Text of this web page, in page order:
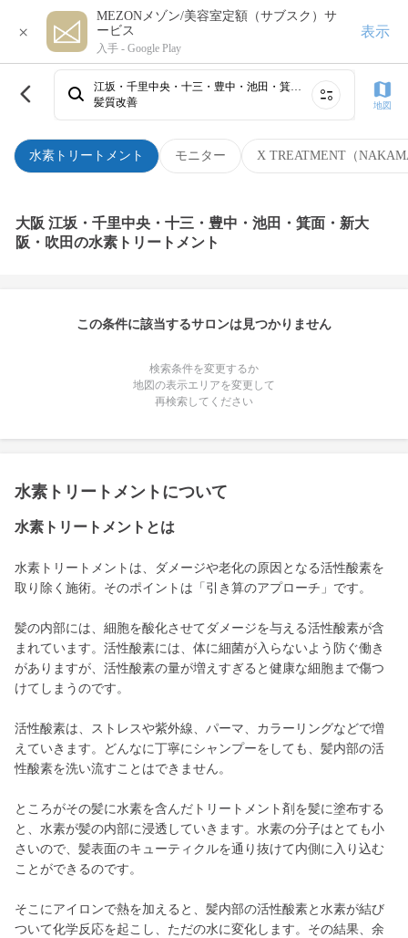
×
MEZONメゾン/美容室定額（サブスク）サ
ービス
入手 - Google Play
表示
水素トリートメント モニター X TREATMENT（
江坂・千里中央・十三・豊中・池田・箕面・新大阪・吹田
髪質改善
地図
大阪 江坂・千里中央・十三・豊中・池田・箕面・新大
阪・吹田の水素トリートメント
この条件に該当するサロンは見つかりません
検索条件を変更するか
地図の表示エリアを変更して
再検索してください
水素トリートメントについて
水素トリートメントとは
水素トリートメントは、ダメージや老化の原因となる活性酸素を
取り除く施術。そのポイントは「引き算のアプローチ」です。
髪の内部には、細胞を酸化させてダメージを与える活性酸素が含
まれています。活性酸素には、体に細菌が入らないよう防ぐ働き
がありますが、活性酸素の量が増えすぎると健康な細胞まで傷つ
けてしまうのです。
活性酸素は、ストレスや紫外線、パーマ、カラーリングなどで増
えていきます。どんなに丁寧にシャンプーをしても、髪内部の活
性酸素を洗い流すことはできません。
ところがその髪に水素を含んだトリートメント剤を髪に塗布する
と、水素が髪の内部に浸透していきます。水素の分子はとても小
さいので、髪表面のキューティクルを通り抜けて内側に入り込む
ことができるのです。
そこにアイロンで熱を加えると、髪内部の活性酸素と水素が結び
ついて化学反応を起こし、ただの水に変化します。その結果、余